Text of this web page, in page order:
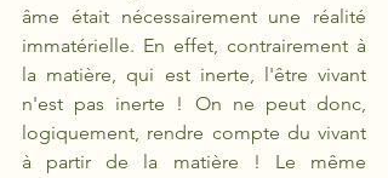
âme était nécessairement une réalité
immatérielle. En effet, contrairement à
la matière, qui est inerte, l'être vivant
n'est pas inerte ! On ne peut donc,
logiquement, rendre compte du vivant
à partir de la matière ! Le même